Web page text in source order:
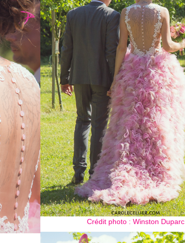
Crédit photo : Winston Duparc